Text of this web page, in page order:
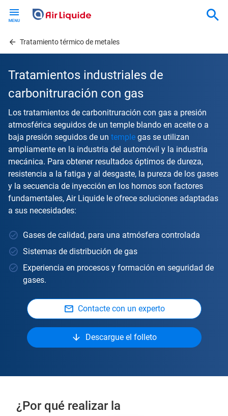
contentTratamiento térmico de metales
Tratamientos industriales de
carbonitruración con gas
Los tratamientos de carbonitruración con gas a presión
atmosférica seguidos de un temple blando en aceite o a
baja presión seguidos de un temple gas se utilizan
ampliamente en la industria del automóvil y la industria
mecánica. Para obtener resultados óptimos de dureza,
resistencia a la fatiga y al desgaste, la pureza de los gases
y la secuencia de inyección en los hornos son factores
fundamentales, Air Liquide le ofrece soluciones adaptadas
a sus necesidades:
Gases de calidad, para una atmósfera controlada
Sistemas de distribución de gas
Experiencia en procesos y formación en seguridad de
gases.
Contacte con un experto
Descargue el folleto
¿Por qué realizar la